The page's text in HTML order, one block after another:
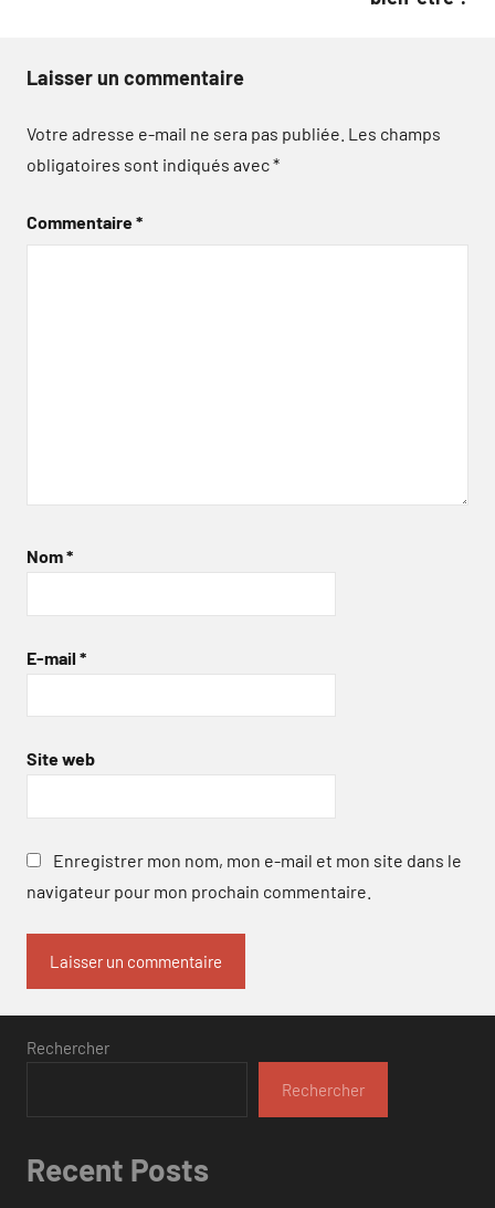
Laisser un commentaire
Votre adresse e-mail ne sera pas publiée. Les champs
obligatoires sont indiqués avec*
Commentaire*
Nom*
E-mail *
Site web
Enregistrer mon nom, mon e-mail et mon site dans le
navigateur pour mon prochain commentaire.
Rechercher
Rechercher
Recent Posts